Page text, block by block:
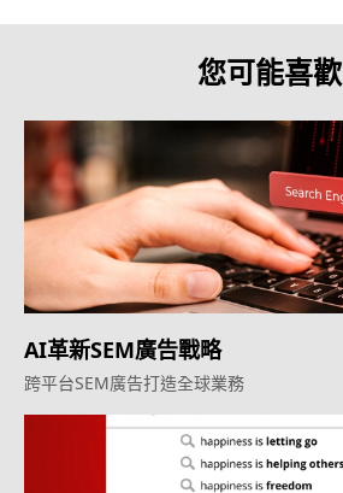
您可能喜歡
AI革新SEM廣告戰略
跨平台SEM廣告打造全球業務